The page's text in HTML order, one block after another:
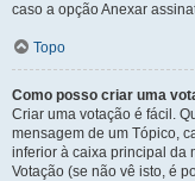
caso a opção Anexar
Topo
Como posso criar uma
Criar uma votação é fácil.
mensagem de um Tópico,
inferior à caixa principal da
Votação (se não vê isto, é